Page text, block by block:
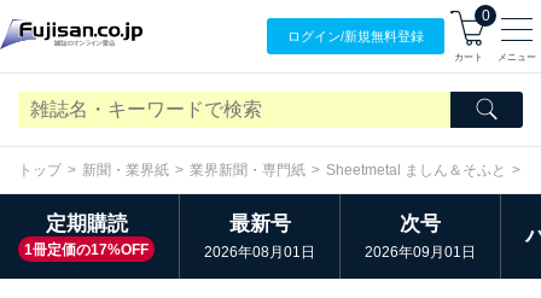
ログイン/新規無料登録
0
カート メニュー
トップ 新聞・業界紙 業界新聞・専門紙 Sheetmetal ましん＆そふと
定期購読
1冊定価の17%OFF
最新号
2026年08月01日
次号
2026年09月01日